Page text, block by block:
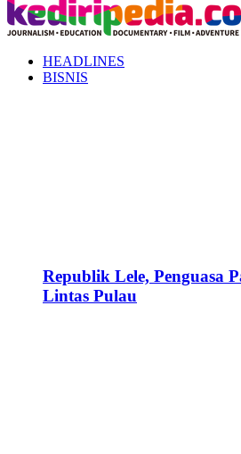
HEADLINES
BISNIS
Republik Lele, Penguasa
Lintas Pulau